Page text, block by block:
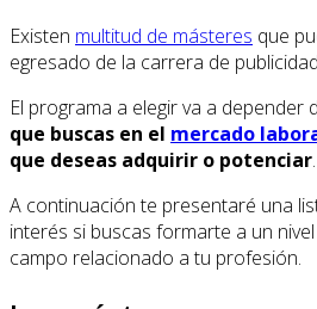
Existen multitud de másteres que
egresado de la carrera de
El programa a elegir va a depender
que buscas en el mercado
que deseas adquirir o potenciar.
A continuación te presentaré una
interés si buscas formarte a un
campo relacionado a tu profesión.